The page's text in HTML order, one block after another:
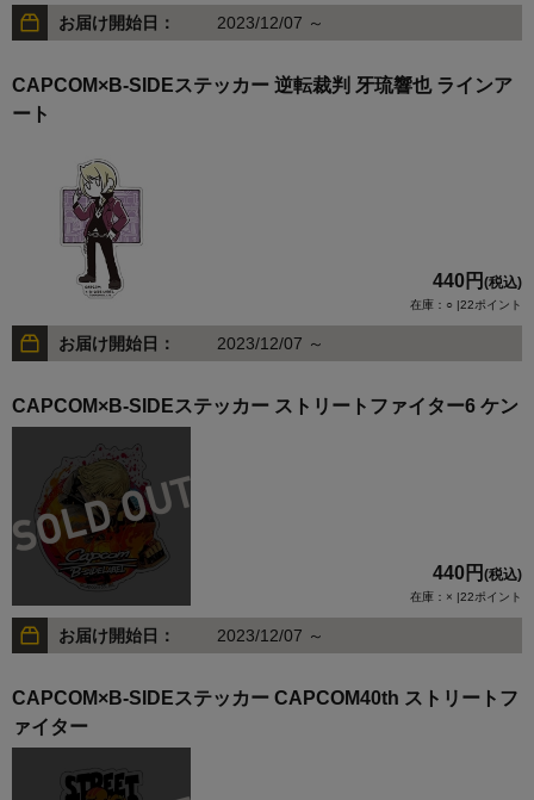
お届け開始日： 2023/12/07 ～
CAPCOM×B-SIDEステッカー 逆転裁判 牙琉響也 ラインア
ート
440円 (税込)
在庫：○ |22ポイント
お届け開始日： 2023/12/07 ～
CAPCOM×B-SIDEステッカー ストリートファイター6 ケン
440円 (税込)
在庫：× |22ポイント
お届け開始日： 2023/12/07 ～
CAPCOM×B-SIDEステッカー CAPCOM40th ストリートフ
ァイター